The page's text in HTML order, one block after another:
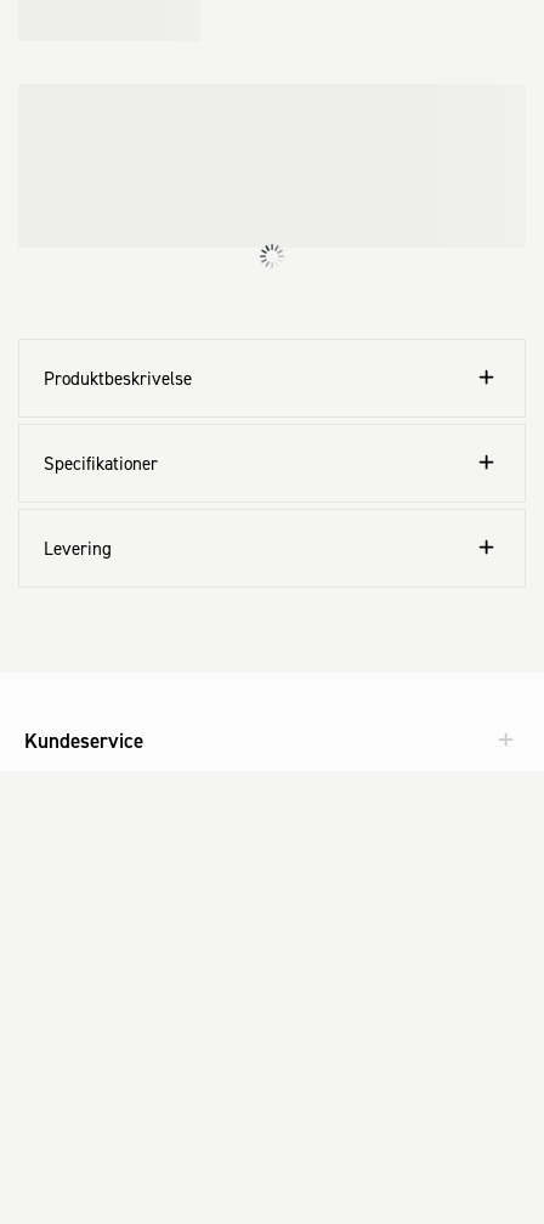
Produktbeskrivelse
Specifikationer
Levering
Kundeservice